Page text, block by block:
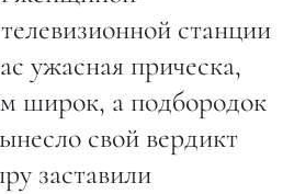
станции
ужасная прическа,
широк, а подбородок
свой вердикт
заставили